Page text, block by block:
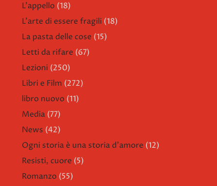
L'appello (18)
L'arte di essere fragili (18)
La pasta delle cose (15)
Letti da rifare (67)
Lezioni (250)
Libri e Film (272)
libro nuovo (11)
Media (77)
News (42)
Ogni storia è una storia d'amore (12)
Resisti, cuore (5)
Romanzo (55)